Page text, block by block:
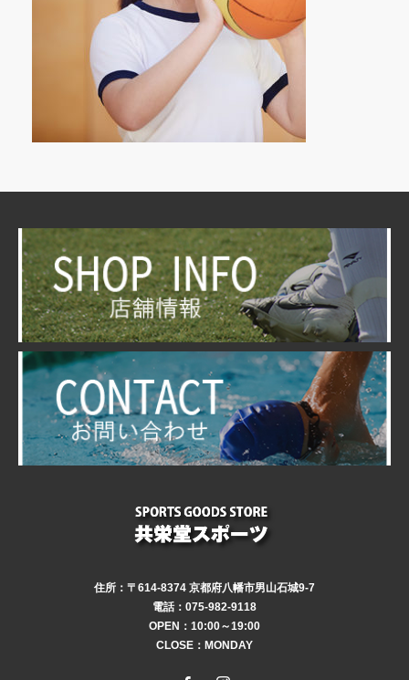
住所：〒614-8374 京都府八幡市男山石城9-7
電話：075-982-9118
OPEN：10:00～19:00
CLOSE：MONDAY